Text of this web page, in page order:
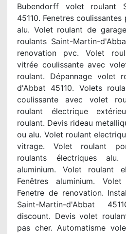
Bubendorff volet roulant
45110. Fenetres
alu. Volet roulant de
roulants Saint-Martin-
renovation pvc. Volet
vitrée coulissante avec
roulant. Dépannage volet
d'Abbat 45110. Volets
coulissante avec volet
roulant électrique
roulant. Devis rideau
ou alu. Volet roulant
vitrage. Volet roulant
roulants électriques
aluminium. Volet roulant
Fenêtres aluminium.
Fenetre de renovation.
Saint-Martin-d'Abbat
discount. Devis volet
pas cher. Automatisme